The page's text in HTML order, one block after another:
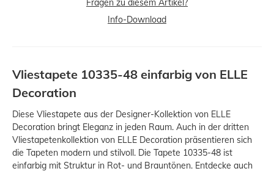
Fragen zu diesem Artikel?
Info-Download
Vliestapete 10335-48 einfarbig von ELLE
Decoration
Diese Vliestapete aus der Designer-Kollektion von ELLE
Decoration bringt Eleganz in jeden Raum. Auch in der dritten
Vliestapetenkollektion von ELLE Decoration präsentieren sich
die Tapeten modern und stilvoll. Die Tapete 10335-48 ist
einfarbig mit Struktur in Rot- und Brauntönen. Entdecke auch